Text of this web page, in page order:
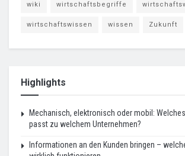
wiki wirtschaftsbegriffe
wirtschaftswissen wissen Zukunft
Highlights
Mechanisch, elektronisch oder mobil:
passt zu welchem Unternehmen?
Informationen an den Kunden bringen –